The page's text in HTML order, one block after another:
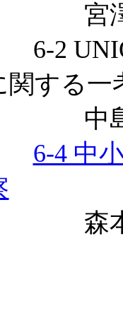
輔
の
関する一
音
6-4 中
介